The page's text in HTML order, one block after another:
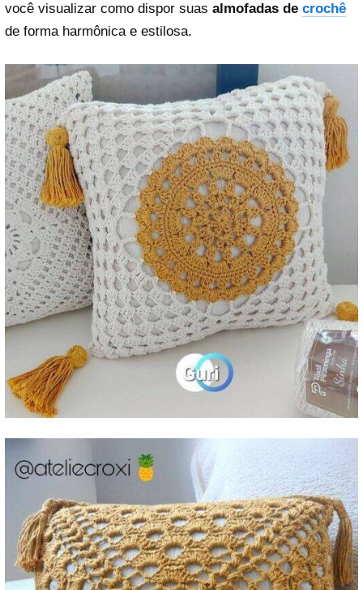
você visualizar como dispor suas almofadas de crochê
de forma harmônica e estilosa.